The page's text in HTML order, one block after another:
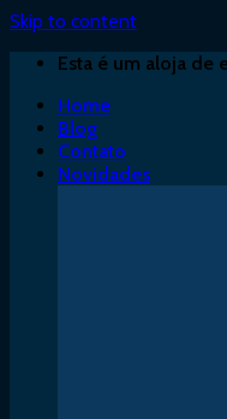
Skip to content
Esta é um aloja de
Home
Blog
Contato
Novidades